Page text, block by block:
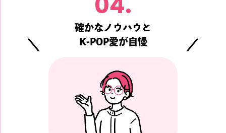
04.
確かなノウハウと
K-POP愛が自慢